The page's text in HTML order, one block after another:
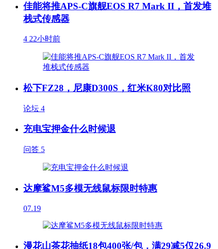
佳能将推APS-C旗舰EOS R7 Mark II，首发堆
栈式传感器
4 22小时前
松下FZ28，尼康D300S，红米K80对比照
论坛 4
充电宝押金什么时候退
问答 5
达摩鲨M5多模无线鼠标限时特惠
07.19
漫花山茶花抽纸18包400张/包，满29减5仅26.9